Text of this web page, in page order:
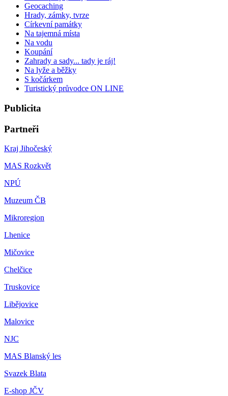
Geocaching
Hrady, zámky, tvrze
Církevní památky
Na tajemná místa
Na vodu
Koupání
Zahrady a sady... tady je ráj!
Na lyže a běžky
S kočárkem
Turistický průvodce ON LINE
Publicita
Partneři
Kraj Jihočeský
MAS Rozkvět
NPÚ
Muzeum ČB
Mikroregion
Lhenice
Mičovice
Chelčice
Truskovice
Libějovice
Malovice
NJC
MAS Blanský les
Svazek Blata
E-shop JČV